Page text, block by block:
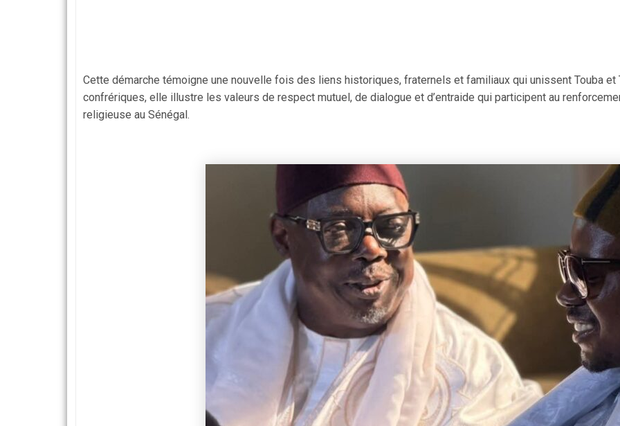
Cette démarche témoigne une nouvelle fois des liens historiques, fraternels et familiaux qui unissent Touba et
confrériques, elle illustre les valeurs de respect mutuel, de dialogue et d’entraide qui participent au
religieuse au Sénégal.